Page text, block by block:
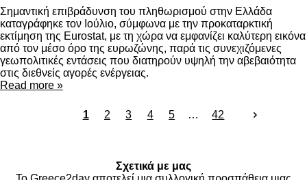
Σημαντική επιβράδυνση του πληθωρισμού στην Ελλάδα
καταγράφηκε τον Ιούλιο, σύμφωνα με την προκαταρκτική
εκτίμηση της Eurostat, με τη χώρα να εμφανίζει καλύτερη εικόνα
από τον μέσο όρο της ευρωζώνης, παρά τις συνεχιζόμενες
γεωπολιτικές εντάσεις που διατηρούν υψηλή την αβεβαιότητα
στις διεθνείς αγορές ενέργειας.
Read more »
1 2 3 4 5 42
Σχετικά με μας